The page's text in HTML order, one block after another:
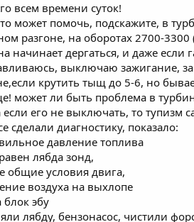
всем времени суток!
может помочь, подскажите, в
разгоне, на оборотах 2700-
начинает дергаться, и даже если
выключаю зажигание,
крутить тыщ до 5-6, но
может ли быть проблема в
если его не выключать, то тупизм
сделали диагностику, показало:
давление топлива
лябда зонд,
общие условия двига,
воздуха на выхлопе
блок эбу
лябду, бензонасос, чистили